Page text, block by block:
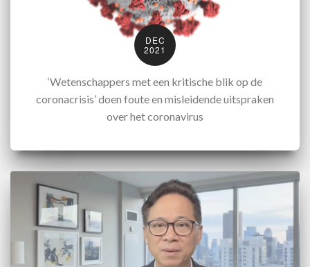
DEC
2021
‘Wetenschappers met een kritische blik op de
coronacrisis’ doen foute en misleidende uitspraken
over het coronavirus